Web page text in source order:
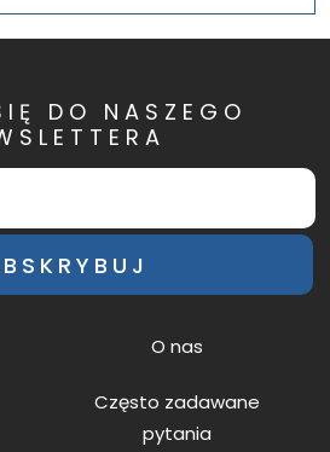
DO NASZEGO
O nas
Często zadawane
pytania